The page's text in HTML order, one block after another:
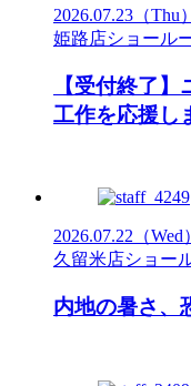
2026.07.23 （Thu）
姫路店ショール
【受付終了
工作を応援し
2026.07.22 （Wed）
久留米店ショー
内地の暑さ、